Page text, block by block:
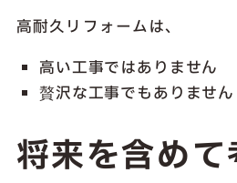
高耐久リフォームは、
高い工事ではありません
贅沢な工事でもありません
将来を含めて